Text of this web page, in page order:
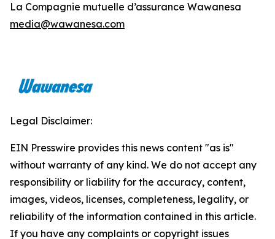
La Compagnie mutuelle d’assurance Wawanesa
media@wawanesa.com
Legal Disclaimer:
EIN Presswire provides this news content "as is"
without warranty of any kind. We do not accept any
responsibility or liability for the accuracy, content,
images, videos, licenses, completeness, legality, or
reliability of the information contained in this article.
If you have any complaints or copyright issues